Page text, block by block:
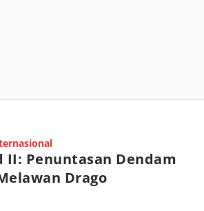
II: Penuntasan Dendam
Drago